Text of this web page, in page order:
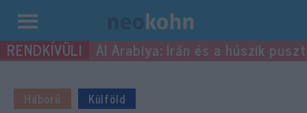
Kilépés
a Al Arabiya: Irán és a húszik
Háború Külföld